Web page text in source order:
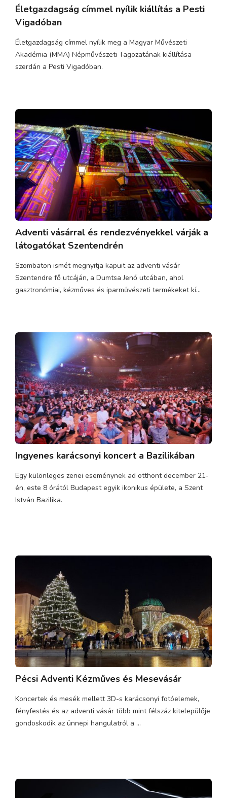
Életgazdagság címmel nyílik kiállítás a Pesti
Vigadóban
Életgazdagság címmel nyílik meg a Magyar Művészeti
Akadémia (MMA) Népművészeti Tagozatának kiállítása
szerdán a Pesti Vigadóban.
Adventi vásárral és rendezvényekkel várják a
látogatókat Szentendrén
Szombaton ismét megnyitja kapuit az adventi vásár
Szentendre fő utcáján, a Dumtsa Jenő utcában, ahol
gasztronómiai, kézműves és iparművészeti termékeket kí...
Ingyenes karácsonyi koncert a Bazilikában
Egy különleges zenei eseménynek ad otthont december 21-
én, este 8 órától Budapest egyik ikonikus épülete, a Szent
István Bazilika.
Pécsi Adventi Kézműves és Mesevásár
Koncertek és mesék mellett 3D-s karácsonyi fotóelemek,
fényfestés és az adventi vásár több mint félszáz kitelepülője
gondoskodik az ünnepi hangulatról a ...